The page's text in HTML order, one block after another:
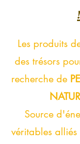
!
Les produits
des trésors
recherche de
Source
véritables alliés